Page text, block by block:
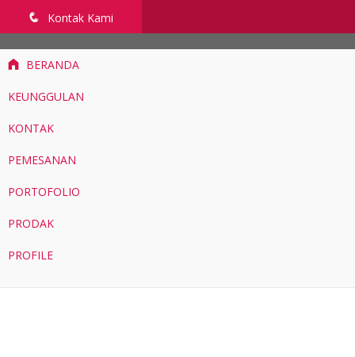
q Kontak Kami
BERANDA
KEUNGGULAN
KONTAK
PEMESANAN
PORTOFOLIO
PRODAK
PROFILE